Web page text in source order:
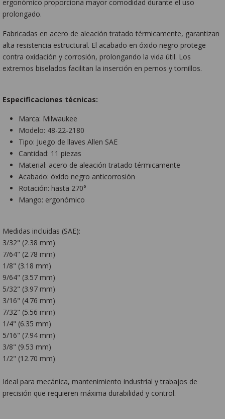
ergonómico proporciona mayor comodidad durante el uso
prolongado.
Fabricadas en acero de aleación tratado térmicamente, garantizan
alta resistencia estructural. El acabado en óxido negro protege
contra oxidación y corrosión, prolongando la vida útil. Los
extremos biselados facilitan la inserción en pernos y tornillos.
Especificaciones técnicas:
Marca: Milwaukee
Modelo: 48-22-2180
Tipo: Juego de llaves Allen SAE
Cantidad: 11 piezas
Material: acero de aleación tratado térmicamente
Acabado: óxido negro anticorrosión
Rotación: hasta 270°
Mango: ergonómico
Medidas incluidas (SAE):
3/32" (2.38 mm)
7/64" (2.78 mm)
1/8" (3.18 mm)
9/64" (3.57 mm)
5/32" (3.97 mm)
3/16" (4.76 mm)
7/32" (5.56 mm)
1/4" (6.35 mm)
5/16" (7.94 mm)
3/8" (9.53 mm)
1/2" (12.70 mm)
Ideal para mecánica, mantenimiento industrial y trabajos de
precisión que requieren máxima durabilidad y control.